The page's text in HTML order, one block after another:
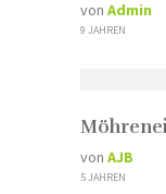
von Admin
9 JAHREN
von AJB
5 JAHREN